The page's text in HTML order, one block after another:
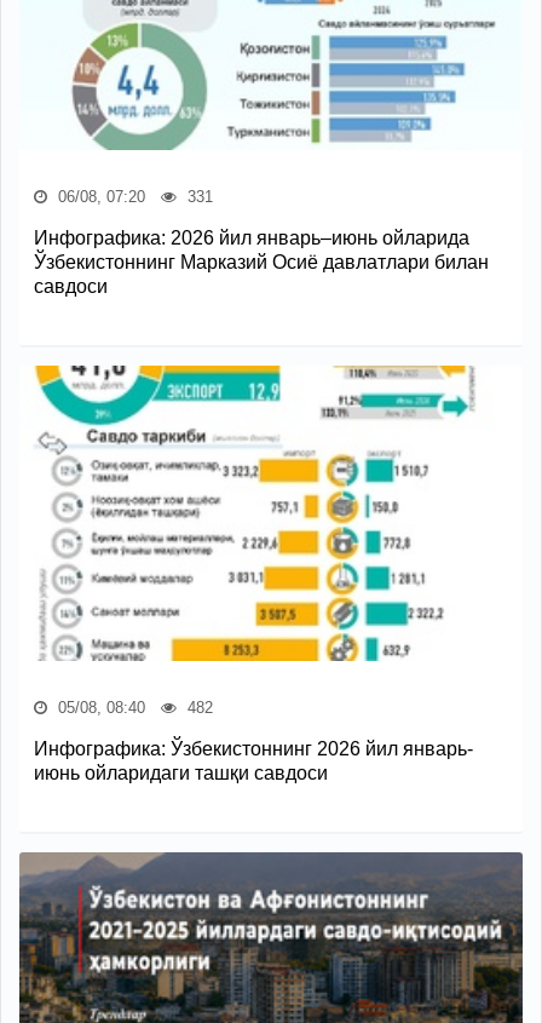
06/08, 07:20 331
Инфографика: 2026 йил январь–июнь ойларида
Ўзбекистоннинг Марказий Осиё давлатлари билан
савдоси
05/08, 08:40 482
Инфографика: Ўзбекистоннинг 2026 йил январь-
июнь ойларидаги ташқи савдоси